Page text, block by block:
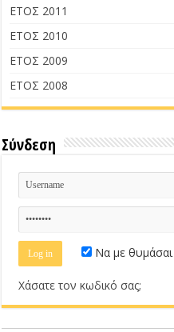
ΕΤΟΣ 2011
ΕΤΟΣ 2010
ΕΤΟΣ 2009
ΕΤΟΣ 2008
Σύνδεση
Να με θυμάσαι
Χάσατε τον κωδικό σας;